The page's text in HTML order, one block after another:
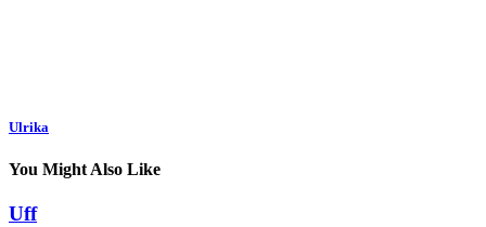
Ulrika
You Might Also Like
Uff